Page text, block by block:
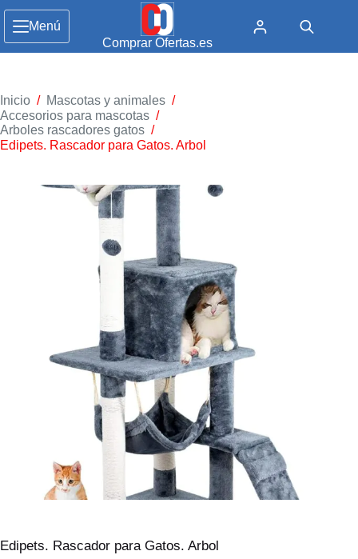
Menú
Comprar Ofertas.es
Inicio / Mascotas y animales /
Accesorios para mascotas /
Arboles rascadores gatos /
Edipets. Rascador para Gatos. Arbol
Edipets. Rascador para Gatos. Arbol